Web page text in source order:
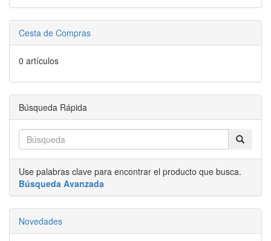
Cesta de Compras
0 artículos
Búsqueda Rápida
Use palabras clave para encontrar el producto que busca.
Búsqueda Avanzada
Novedades